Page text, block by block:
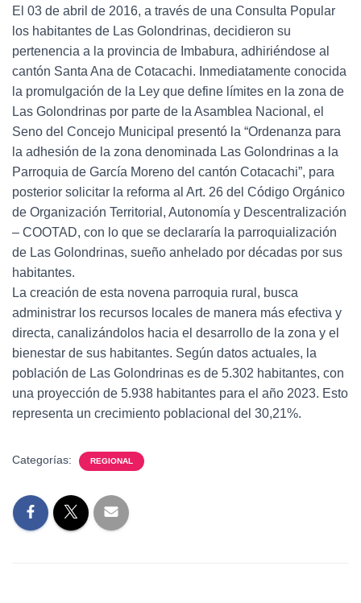
El 03 de abril de 2016, a través de una Consulta Popular
los habitantes de Las Golondrinas, decidieron su
pertenencia a la provincia de Imbabura, adhiriéndose al
cantón Santa Ana de Cotacachi. Inmediatamente conocida
la promulgación de la Ley que define límites en la zona de
Las Golondrinas por parte de la Asamblea Nacional, el
Seno del Concejo Municipal presentó la “Ordenanza para
la adhesión de la zona denominada Las Golondrinas a la
Parroquia de García Moreno del cantón Cotacachi”, para
posterior solicitar la reforma al Art. 26 del Código Orgánico
de Organización Territorial, Autonomía y Descentralización
– COOTAD, con lo que se declararía la parroquialización
de Las Golondrinas, sueño anhelado por décadas por sus
habitantes.
La creación de esta novena parroquia rural, busca
administrar los recursos locales de manera más efectiva y
directa, canalizándolos hacia el desarrollo de la zona y el
bienestar de sus habitantes. Según datos actuales, la
población de Las Golondrinas es de 5.302 habitantes, con
una proyección de 5.938 habitantes para el año 2023. Esto
representa un crecimiento poblacional del 30,21%.
Categorías: REGIONAL